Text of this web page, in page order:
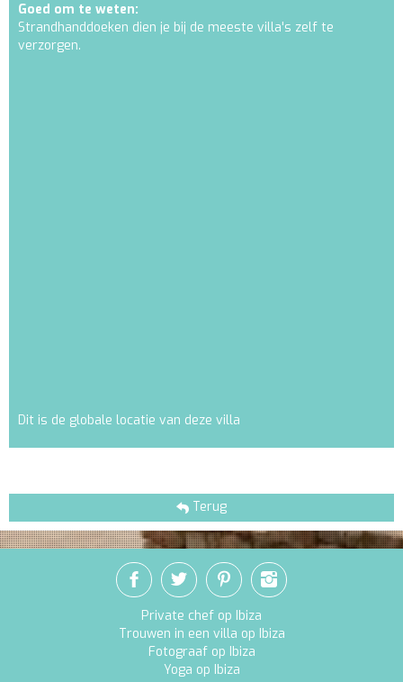
Goed om te weten:
Strandhanddoeken dien je bij de meeste villa's zelf te
verzorgen.
Dit is de globale locatie van deze villa
Terug
Private chef op Ibiza
Trouwen in een villa op Ibiza
Fotograaf op Ibiza
Yoga op Ibiza